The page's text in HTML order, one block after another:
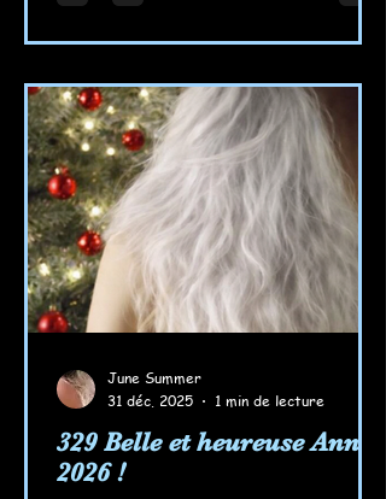
329 Belle et heureuse Année
2026 !
June Summer
31 déc. 2025
1 min de lecture